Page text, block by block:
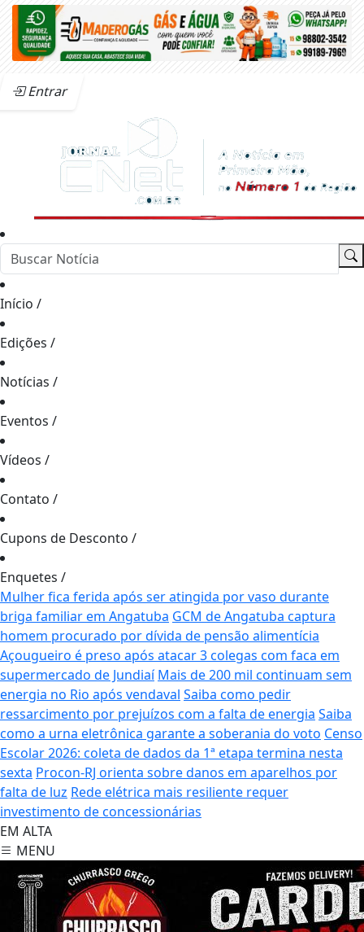
Entrar
Início /
Edições /
Notícias /
Eventos /
Vídeos /
Contato /
Cupons de Desconto /
Enquetes /
Mulher fica ferida após ser atingida por vaso durante
briga familiar em Angatuba GCM de Angatuba captura
homem procurado por dívida de pensão alimentícia
Açougueiro é preso após atacar 3 colegas com faca em
supermercado de Jundiaí Mais de 200 mil continuam sem
energia no Rio após vendaval Saiba como pedir
ressarcimento por prejuízos com a falta de energia Saiba
como a urna eletrônica garante a soberania do voto Censo
Escolar 2026: coleta de dados da 1ª etapa termina nesta
sexta Procon-RJ orienta sobre danos em aparelhos por
falta de luz Rede elétrica mais resiliente requer
investimento de concessionárias
EM ALTA
MENU